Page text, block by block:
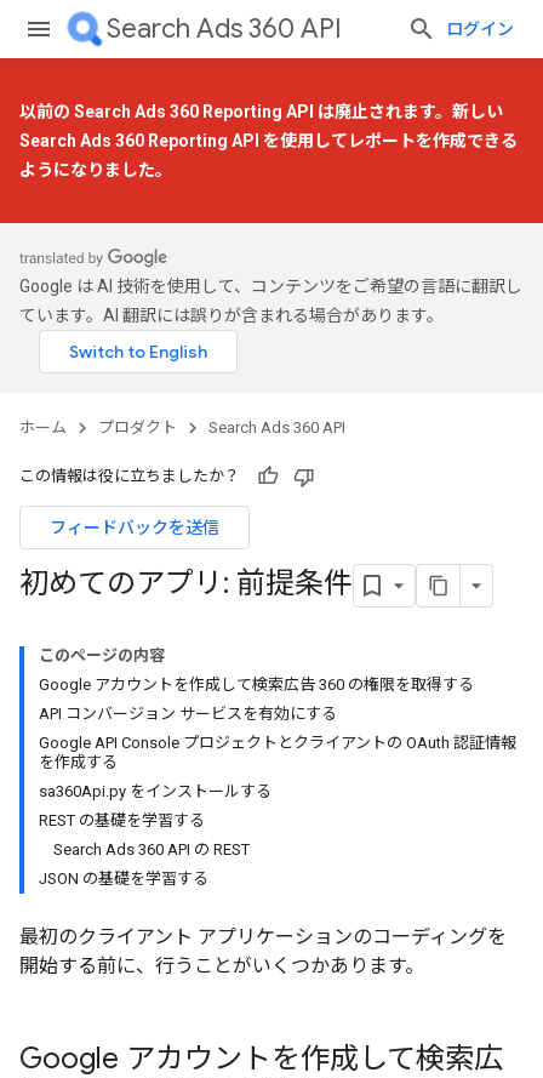
Search Ads 360 API ログイン
以前の Search Ads 360 Reporting API は廃止されます。 新しい
Search Ads 360 Reporting API を使用してレポートを作成できる
ようになりました。
Google は AI 技術を使用して、コンテンツをご希望の言語に翻訳し
ています。AI 翻訳には誤りが含まれる場合があります。
ホーム プロダクト Search Ads 360 API
この情報は役に立ちましたか？
フィードバックを送信
初めてのアプリ: 前提条件
このページの内容
Google アカウントを作成して検索広告 360 の権限を取得する
API コンバージョン サービスを有効にする
Google API Console プロジェクトとクライアントの OAuth 認証情報
を作成する
sa360Api.py をインストールする
REST の基礎を学習する
Search Ads 360 API の REST
JSON の基礎を学習する
最初のクライアント アプリケーションのコーディングを
開始する前に、行うことがいくつかあります。
Google アカウントを作成して検索広